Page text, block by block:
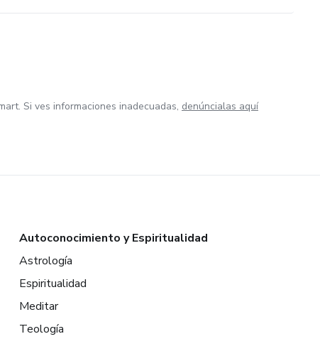
Si ves informaciones inadecuadas, denúncialas aquí
Autoconocimiento y Espiritualidad
Astrología
Espiritualidad
Meditar
Teología